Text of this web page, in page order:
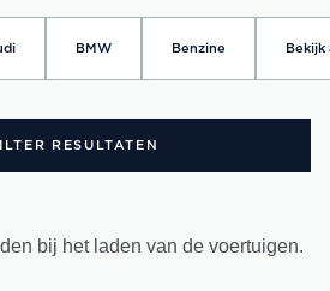
BMW Benzine Bekijk
RESULTATEN
bij het laden van de voertuigen.